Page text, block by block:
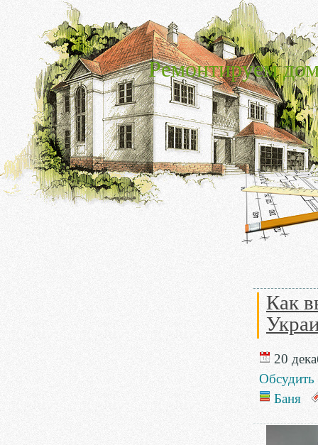
Ремонтируем
Как
20
Обсудить
Баня